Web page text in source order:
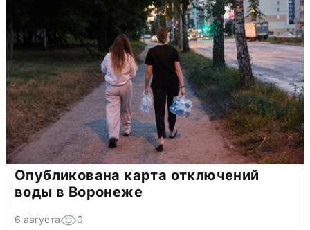
Опубликована карта отключений
воды в Воронеже
6 августа 0